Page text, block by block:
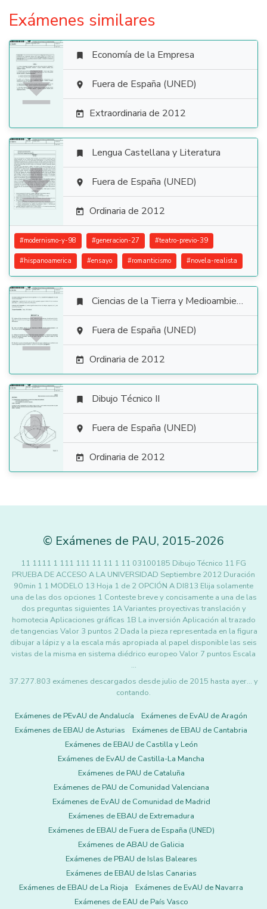
Exámenes similares

 Economía de la Empresa
 Fuera de España (UNED)
 Extraordinaria de 2012

 Lengua Castellana y Literatura
 Fuera de España (UNED)
 Ordinaria de 2012
#modernismo-y-98 #generacion-27 #teatro-previo-39
#hispanoamerica #ensayo #romanticismo #novela-realista

 Ciencias de la Tierra y Medioambientales
 Fuera de España (UNED)
 Ordinaria de 2012

 Dibujo Técnico II
 Fuera de España (UNED)
 Ordinaria de 2012
© Exámenes de PAU, 2015-2026
11 1111 1 111 111 11 11 1 11 03100185 Dibujo Técnico 11 FG
PRUEBA DE ACCESO A LA UNIVERSIDAD Septiembre 2012 Duración
90min 1 1 MODELO 13 Hoja 1 de 2 OPCIÓN A DI813 Elija solamente
una de las dos opciones 1 Conteste breve y concisamente a una de las
dos preguntas siguientes 1A Variantes proyectivas translación y
homotecia Aplicaciones gráficas 1B La inversión Aplicación al trazado
de tangencias Valor 3 puntos 2 Dada la pieza representada en la figura
dibujar a lápiz y a la escala más apropiada al papel disponible las seis
vistas de la misma en sistema diédrico europeo Valor 7 puntos Escala
…
37.277.803 exámenes descargados desde julio de 2015 hasta ayer... y
contando.
Exámenes de PEvAU de Andalucía
Exámenes de EvAU de Aragón
Exámenes de EBAU de Asturias
Exámenes de EBAU de Cantabria
Exámenes de EBAU de Castilla y León
Exámenes de EvAU de Castilla-La Mancha
Exámenes de PAU de Cataluña
Exámenes de PAU de Comunidad Valenciana
Exámenes de EvAU de Comunidad de Madrid
Exámenes de EBAU de Extremadura
Exámenes de EBAU de Fuera de España (UNED)
Exámenes de ABAU de Galicia
Exámenes de PBAU de Islas Baleares
Exámenes de EBAU de Islas Canarias
Exámenes de EBAU de La Rioja
Exámenes de EvAU de Navarra
Exámenes de EAU de País Vasco